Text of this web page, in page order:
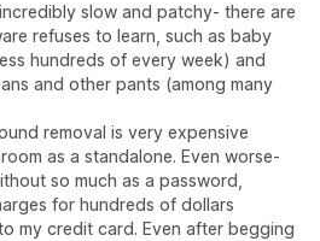
slow and patchy- there are
refuses to learn, such as baby
hundreds of every week) and
and other pants (among many
removal is very expensive
as a standalone. Even worse-
so much as a password,
for hundreds of dollars
my credit card. Even after begging